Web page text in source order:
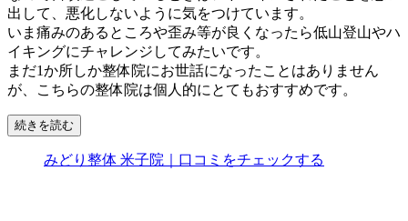
出して、悪化しないように気をつけています。
いま痛みのあるところや歪み等が良くなったら低山登山やハ
イキングにチャレンジしてみたいです。
まだ1か所しか整体院にお世話になったことはありません
が、こちらの整体院は個人的にとてもおすすめです。
続きを読む
みどり整体 米子院｜口コミをチェックする